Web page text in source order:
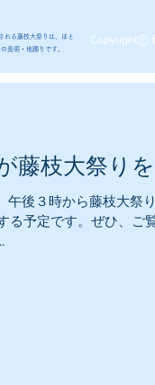
れる藤枝大祭りは、ほと
長唄・地踊りです。
Copyright c
◯
藤枝大祭り
後３時から藤枝大祭
予定です。ぜひ、ご